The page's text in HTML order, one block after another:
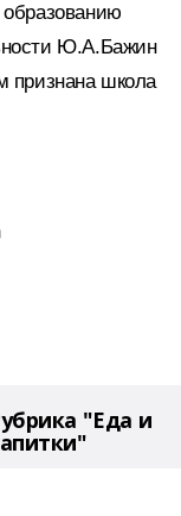
Ю.А.Бажин
признана школа
"Еда и